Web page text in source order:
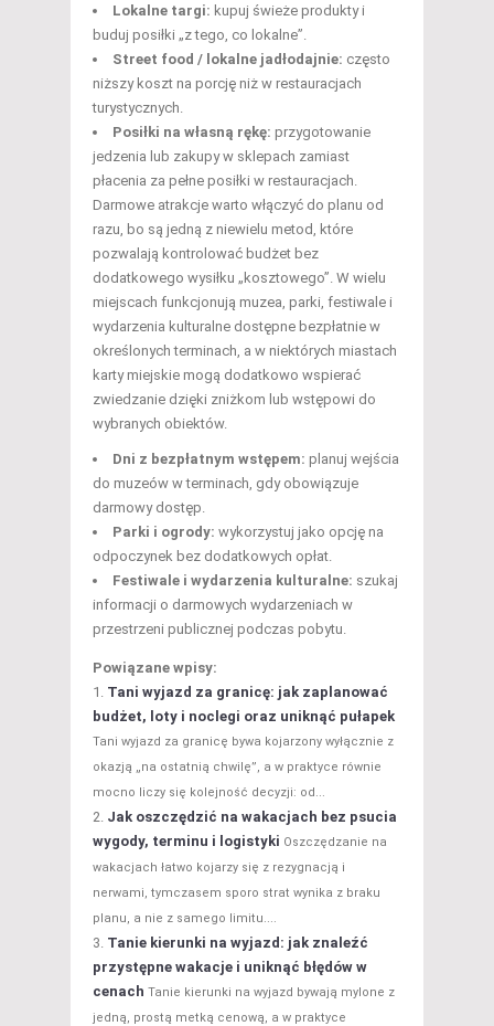
Lokalne targi: kupuj świeże produkty i
buduj posiłki „z tego, co lokalne”.
Street food / lokalne jadłodajnie: często
niższy koszt na porcję niż w restauracjach
turystycznych.
Posiłki na własną rękę: przygotowanie
jedzenia lub zakupy w sklepach zamiast
płacenia za pełne posiłki w restauracjach.
Darmowe atrakcje warto włączyć do planu od
razu, bo są jedną z niewielu metod, które
pozwalają kontrolować budżet bez
dodatkowego wysiłku „kosztowego”. W wielu
miejscach funkcjonują muzea, parki, festiwale i
wydarzenia kulturalne dostępne bezpłatnie w
określonych terminach, a w niektórych miastach
karty miejskie mogą dodatkowo wspierać
zwiedzanie dzięki zniżkom lub wstępowi do
wybranych obiektów.
Dni z bezpłatnym wstępem: planuj wejścia
do muzeów w terminach, gdy obowiązuje
darmowy dostęp.
Parki i ogrody: wykorzystuj jako opcję na
odpoczynek bez dodatkowych opłat.
Festiwale i wydarzenia kulturalne: szukaj
informacji o darmowych wydarzeniach w
przestrzeni publicznej podczas pobytu.
Powiązane wpisy:
Tani wyjazd za granicę: jak zaplanować
budżet, loty i noclegi oraz uniknąć pułapek
Tani wyjazd za granicę bywa kojarzony wyłącznie z
okazją „na ostatnią chwilę”, a w praktyce równie
mocno liczy się kolejność decyzji: od...
Jak oszczędzić na wakacjach bez psucia
wygody, terminu i logistyki Oszczędzanie na
wakacjach łatwo kojarzy się z rezygnacją i
nerwami, tymczasem sporo strat wynika z braku
planu, a nie z samego limitu....
Tanie kierunki na wyjazd: jak znaleźć
przystępne wakacje i uniknąć błędów w
cenach Tanie kierunki na wyjazd bywają mylone z
jedną, prostą metką cenową, a w praktyce